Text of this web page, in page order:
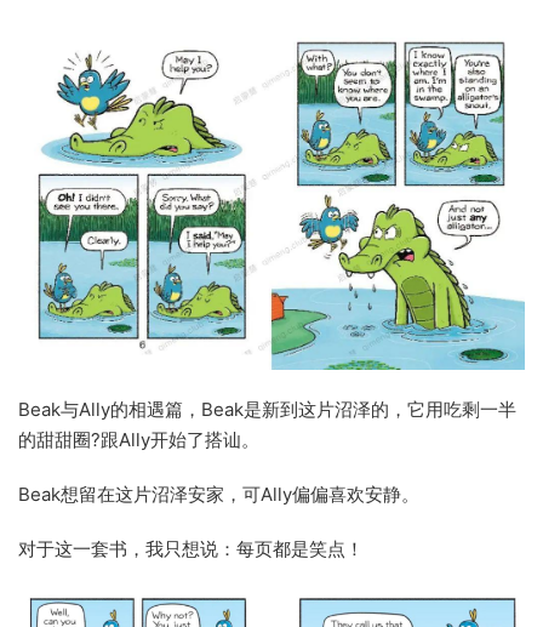
Beak与Ally的相遇篇，Beak是新到这片沼泽的，它用吃剩一半
的甜甜圈?跟Ally开始了搭讪。
Beak想留在这片沼泽安家，可Ally偏偏喜欢安静。
对于这一套书，我只想说：每页都是笑点！